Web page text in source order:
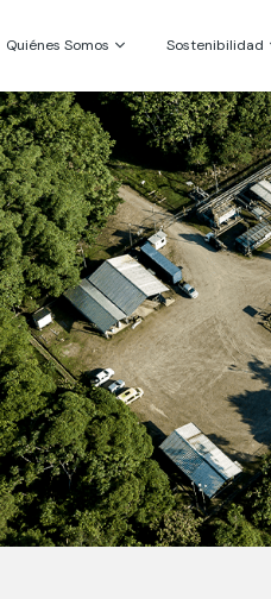
Quiénes Somos Sostenibilidad